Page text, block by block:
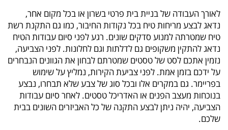
לאורך העבודה של בניית בית פרטי בשרון או בכל מקום אחר,
נדאג לבצע מריחות טיח בכל נקודות החיבור, כמו גם התקנת רשת
טיח שמטרתה למנוע סדקים שונים. רגע לפני סיום עבודות הטיח
נדאג להתקין משקופים גם לדלתות וגם לחלונות. לפני הצביעה,
נזמין אתכם לסט של טסטים שמטרתם לבחון את הגוונים הנבחרים
על ידכם בזמן אמת. לפני צביעת הקירות, נמליץ על שימוש
בפריימר. גם במקרים אלו ובכל סוג של צבע שלא תבחרו, נבצע
בנוכחות מעצב הפנים או האדריכל טסטים. לאחר סיום עבודות
הצביעה, יהיה ניתן לבצע התקנה של כל האביזרים השונים בבית
שלכם.